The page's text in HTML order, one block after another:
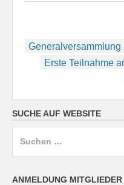
Erste Teilnahme
SUCHE AUF WEBSITE
ANMELDUNG MITGLIEDER